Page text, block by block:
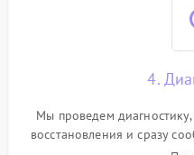
4.
Мы проведем
восстановления и сразу